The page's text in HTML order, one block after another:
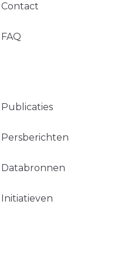
Contact
FAQ
Publicaties
Persberichten
Databronnen
Initiatieven